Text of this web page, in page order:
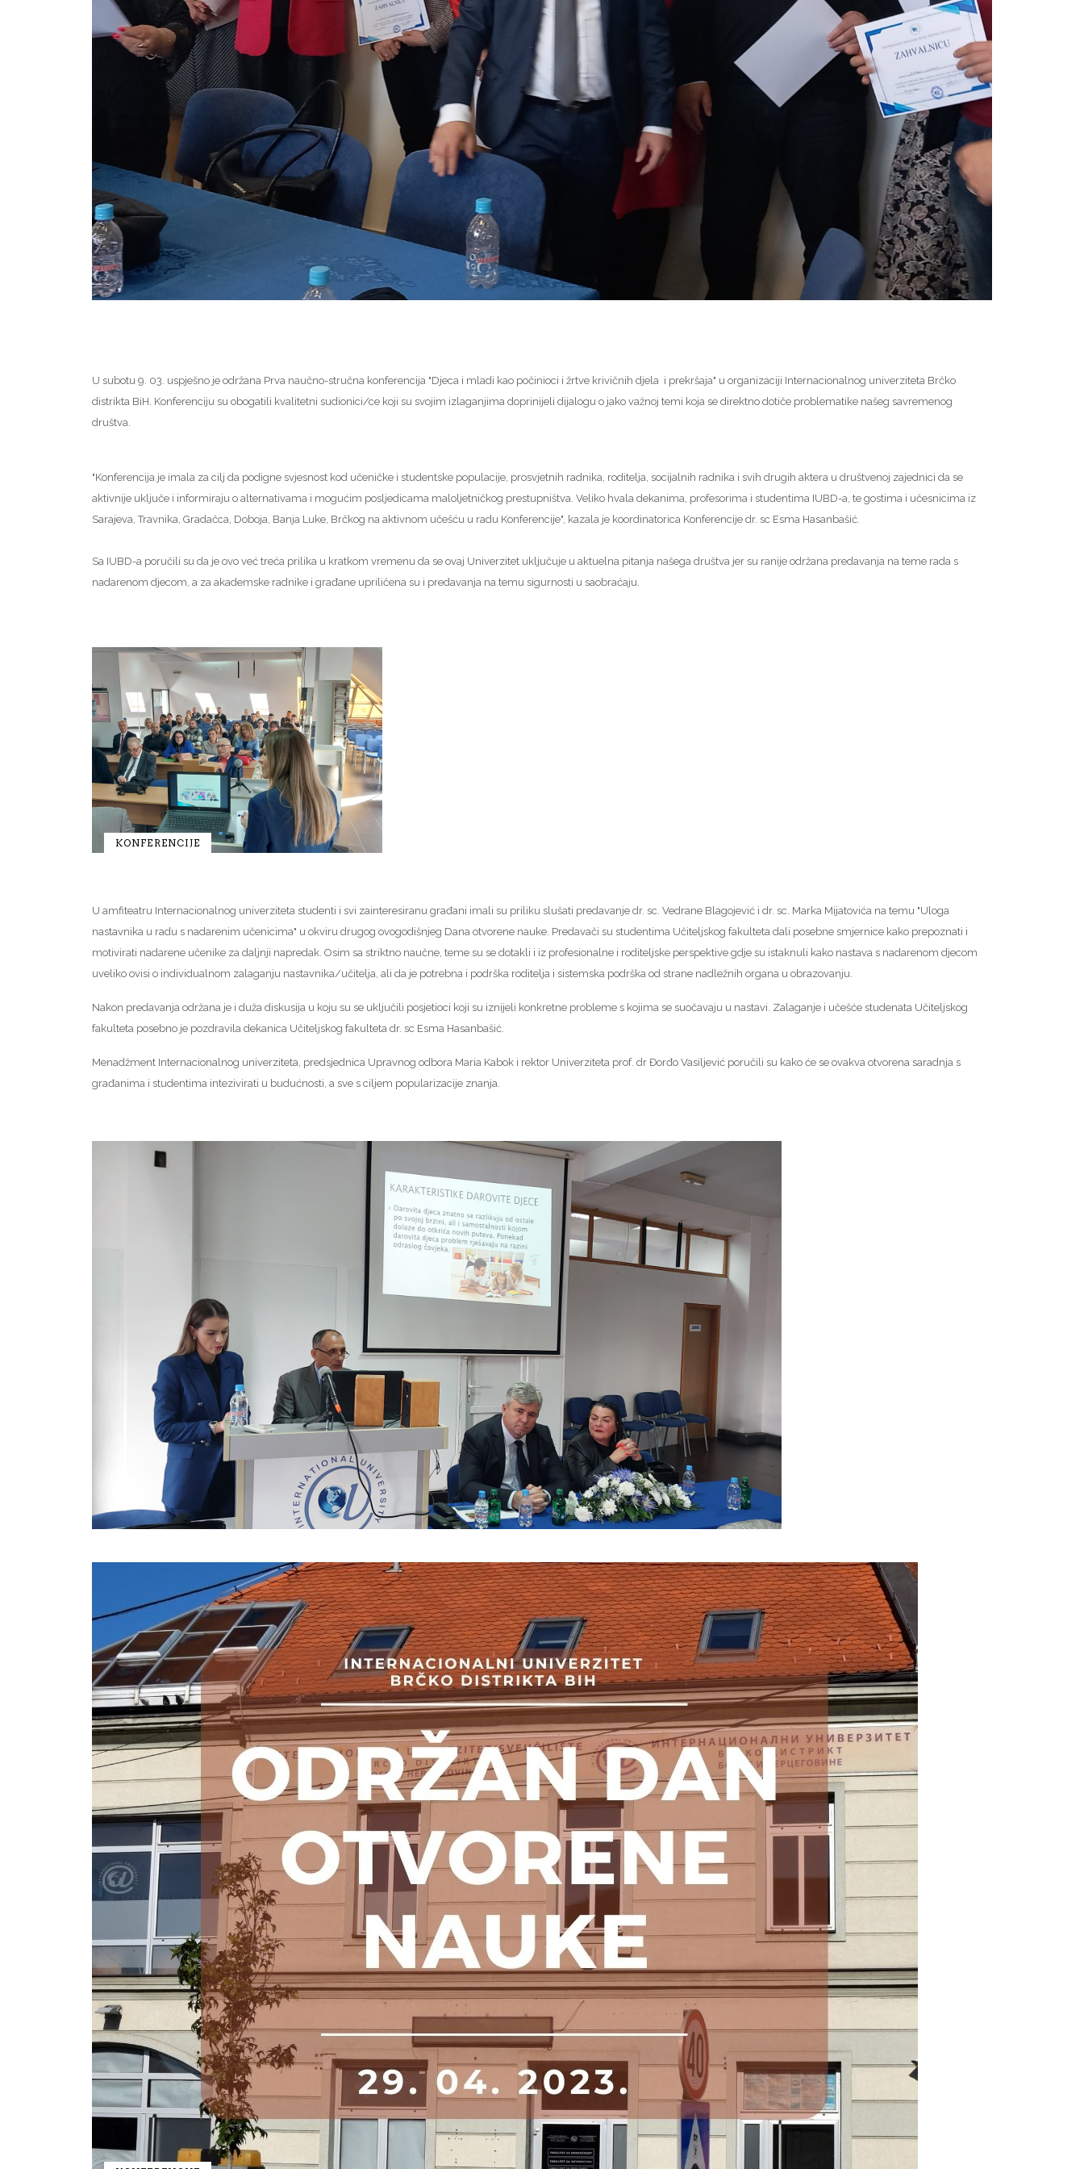
U subotu 9. 03. uspješno je održana Prva naučno-stručna konferencija "Djeca i mladi kao počinioci i žrtve krivičnih djela i prekršaja" u organizaciji Internacionalnog univerziteta Brčko
distrikta BiH. Konferenciju su obogatili kvalitetni sudionici/ce koji su svojim izlaganjima doprinijeli dijalogu o jako važnoj temi koja se direktno dotiče problematike našeg savremenog
društva.
"Konferencija je imala za cilj da podigne svjesnost kod učeničke i studentske populacije, prosvjetnih radnika, roditelja, socijalnih radnika i svih drugih aktera u društvenoj zajednici da se
aktivnije uključe i informiraju o alternativama i mogućim posljedicama maloljetničkog prestupništva. Veliko hvala dekanima, profesorima i studentima IUBD-a, te gostima i učesnicima iz
Sarajeva, Travnika, Gradačca, Doboja, Banja Luke, Brčkog na aktivnom učešću u radu Konferencije", kazala je koordinatorica Konferencije dr. sc Esma Hasanbašić.
Sa IUBD-a poručili su da je ovo već treća prilika u kratkom vremenu da se ovaj Univerzitet uključuje u aktuelna pitanja našega društva jer su ranije održana predavanja na teme rada s
nadarenom djecom, a za akademske radnike i građane upriličena su i predavanja na temu sigurnosti u saobraćaju.
KONFERENCIJE
U amfiteatru Internacionalnog univerziteta studenti i svi zainteresiranu građani imali su priliku slušati predavanje dr. sc. Vedrane Blagojević i dr. sc. Marka Mijatovića na temu "Uloga
nastavnika u radu s nadarenim učenicima" u okviru drugog ovogodišnjeg Dana otvorene nauke. Predavači su studentima Učiteljskog fakulteta dali posebne smjernice kako prepoznati i
motivirati nadarene učenike za daljnji napredak. Osim sa striktno naučne, teme su se dotakli i iz profesionalne i roditeljske perspektive gdje su istaknuli kako nastava s nadarenom djecom
uveliko ovisi o individualnom zalaganju nastavnika/učitelja, ali da je potrebna i podrška roditelja i sistemska podrška od strane nadležnih organa u obrazovanju.
Nakon predavanja održana je i duža diskusija u koju su se uključili posjetioci koji su iznijeli konkretne probleme s kojima se suočavaju u nastavi. Zalaganje i učešće studenata Učiteljskog
fakulteta posebno je pozdravila dekanica Učiteljskog fakulteta dr. sc Esma Hasanbašić.
Menadžment Internacionalnog univerziteta, predsjednica Upravnog odbora Maria Kabok i rektor Univerziteta prof. dr Đorđo Vasiljević poručili su kako će se ovakva otvorena saradnja s
građanima i studentima intezivirati u budućnosti, a sve s ciljem popularizacije znanja.